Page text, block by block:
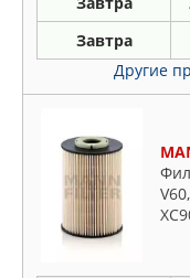
Завтра
Другие